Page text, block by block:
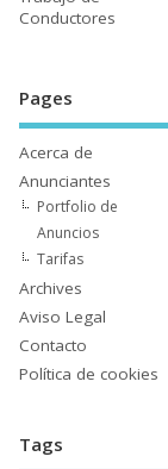
Conductores
Pages
Acerca de
Anunciantes
Portfolio de
Anuncios
Tarifas
Archives
Aviso Legal
Contacto
Polí­tica de cookies
Tags